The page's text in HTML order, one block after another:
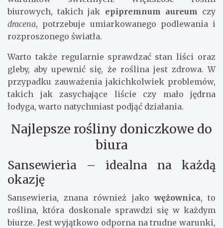
biurowych, takich jak epipremnum aureum czy
dracena, potrzebuje umiarkowanego podlewania i
rozproszonego światła.
Warto także regularnie sprawdzać stan liści oraz
gleby, aby upewnić się, że roślina jest zdrowa. W
przypadku zauważenia jakichkolwiek problemów,
takich jak zasychające liście czy mało jędrna
łodyga, warto natychmiast podjąć działania.
Najlepsze rośliny doniczkowe do
biura
Sansewieria – idealna na każdą
okazję
Sansewieria, znana również jakowężownica, to
roślina, która doskonale sprawdzi się w każdym
biurze. Jest wyjątkowo odporna na trudne warunki,